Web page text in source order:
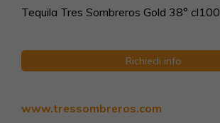
Tequila Tres Sombreros Gold 38° cl100
Richiedi info
www.tressombreros.com